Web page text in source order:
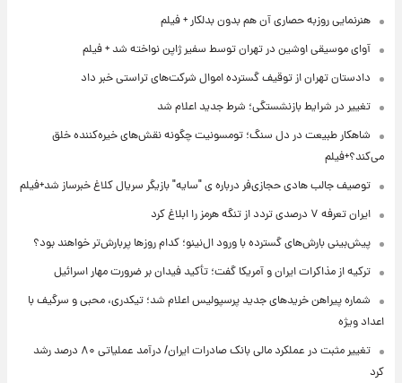
هنرنمایی روزبه حصاری آن هم بدون بدلکار + فیلم
آوای موسیقی اوشین در تهران توسط سفیر ژاپن نواخته شد + فیلم
دادستان تهران از توقیف گسترده اموال شرکت‌های تراستی خبر داد
تغییر در شرایط بازنشستگی؛ شرط جدید اعلام شد
شاهکار طبیعت در دل سنگ؛ تومسونیت چگونه نقش‌های خیره‌کننده خلق
می‌کند؟+فیلم
توصیف جالب هادی حجازی‌فر درباره ی "سایه" بازیگر سریال کلاغ خبرساز شد+فیلم
ایران تعرفه ۷ درصدی تردد از تنگه هرمز را ابلاغ کرد
پیش‌بینی بارش‌های گسترده با ورود ال‌نینو؛ کدام روزها پربارش‌تر خواهند بود؟
ترکیه از مذاکرات ایران و آمریکا گفت؛ تأکید فیدان بر ضرورت مهار اسرائیل
شماره پیراهن خریدهای جدید پرسپولیس اعلام شد؛ تیکدری، محبی و سرگیف با
اعداد ویژه
تغییر مثبت در عملکرد مالی بانک صادرات ایران/ درآمد عملیاتی ۸۰ درصد رشد
کرد